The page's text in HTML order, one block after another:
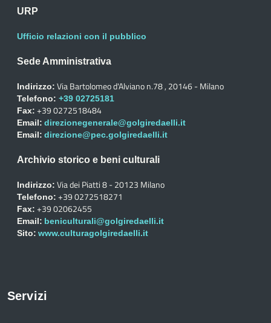
URP
Ufficio relazioni con il pubblico
Sede Amministrativa
Indirizzo: Via Bartolomeo d'Alviano n.78 , 20146 - Milano
Telefono: +39 02725181
Fax: +39 0272518484
Email: direzionegenerale@golgiredaelli.it
Email: direzione@pec.golgiredaelli.it
Archivio storico e beni culturali
Indirizzo: Via dei Piatti 8 - 20123 Milano
Telefono: +39 0272518271
Fax: +39 02062455
Email: beniculturali@golgiredaelli.it
Sito: www.culturagolgiredaelli.it
Servizi